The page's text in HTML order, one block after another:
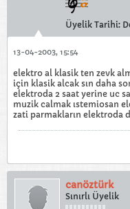
Üyelik Tarihi:
13-04-2003, 15:54
elektro al klasik ten zevk
için klasik alcak sın daha
elektroda 2 saat yerine uc
muzik calmak ıstemiosan
zati parmakların elektroda
canöztürk
Sınırlı Üyelik